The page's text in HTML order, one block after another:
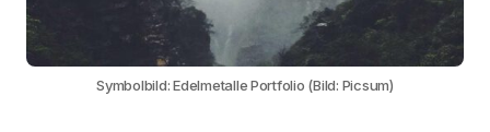
Symbolbild: Edelmetalle Portfolio (Bild: Picsum)